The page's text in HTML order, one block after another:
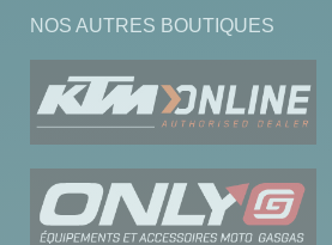
NOS AUTRES BOUTIQUES